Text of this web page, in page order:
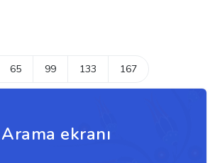
65 99 133 167
Arama ekranı